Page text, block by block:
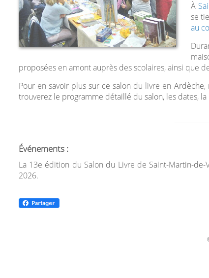
À
se
au
proposées en amont auprès des scolaires, ainsi que
Pour en savoir plus sur ce salon du livre en
trouverez le programme détaillé du salon, les dates,
Événements :
La 13e édition du Salon du Livre de Saint-Martin-
2026.